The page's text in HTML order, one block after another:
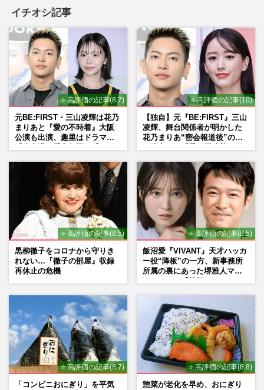
イチオシ記事
⭐ 高評価の記事(8.7)
元BE:FIRST・三山凌輝は花乃
まりあと『愛の不時着』大阪
公演も出演、趣里はドラマ
⭐ 高評価の記事(10)
【独自】元『BE:FIRST』三山
凌輝、舞台関係者が明かした
花乃まりあ“密会報道後”の呆
⭐ 高評価の記事(8.5)
黒柳徹子をコロナから守りき
れない…『徹子の部屋』収録
再休止の危機
⭐ 高評価の記事(8.5)
飯沼愛『VIVANT』天才ハッカ
ー役“降板”の一方、新事務所
所属の裏にあった堺雅人マネ
⭐ 高評価の記事(8.7)
「コンビニおにぎり」を平気
⭐ 高評価の記事(8.8)
惣菜が老化を早め、おにぎり